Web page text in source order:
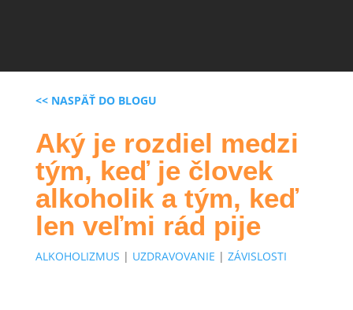
<< NASPÄŤ DO BLOGU
Aký je rozdiel medzi
tým, keď je človek
alkoholik a tým, keď
len veľmi rád pije
ALKOHOLIZMUS | UZDRAVOVANIE | ZÁVISLOSTI